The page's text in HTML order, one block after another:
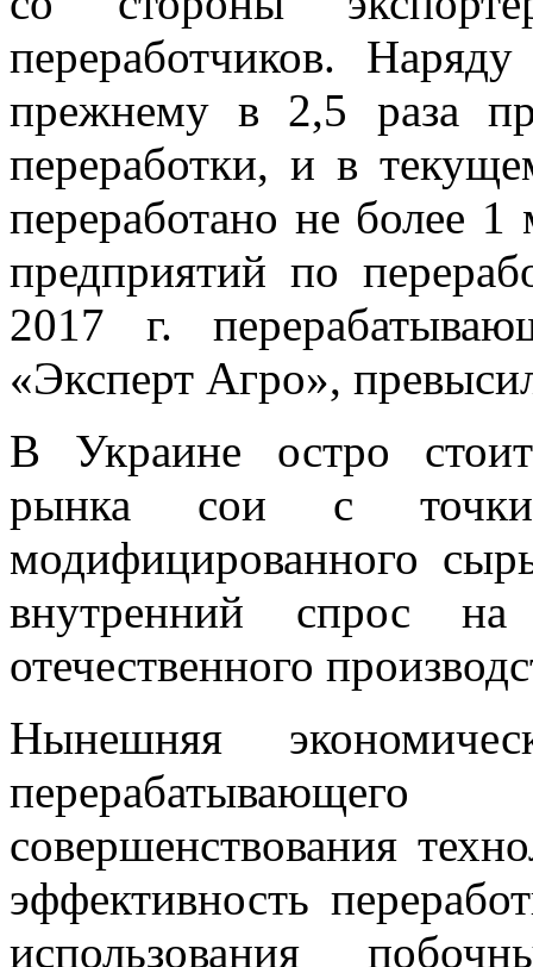
переработчиков.
прежнему в 2,5 раза
переработки, и в
переработано не более
предприятий по
2017 г.
«Эксперт Агро»,
В Украине остро
рынка сои с точки
модифицированного
внутренний спрос
отечественного
Нынешняя
совершенствования
эффективность
использования